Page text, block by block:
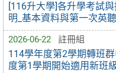
[116升大學]各升學考試
明_基本資料與第一次英
2026-06-22 註冊組
114學年度第2學期轉班
度第1學期開始適用新班